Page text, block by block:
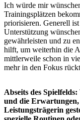
Ich würde mir
Trainingsplätzen
priorisieren. Generell
Unterstützung
gewährleisten und zu
hilft, um weiterhin die
mittlerweile schon in
mehr in den Fokus
Abseits des
und die
Leistungsträgerin